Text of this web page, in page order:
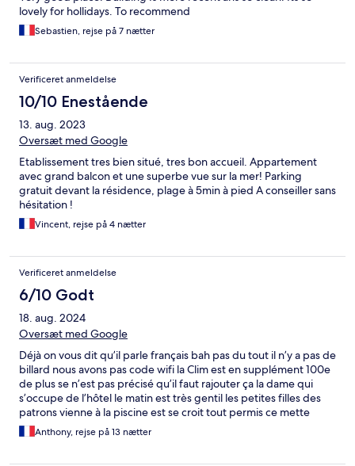
lovely for hollidays. To recommend
Sebastien, rejse på 7 nætter
Verificeret anmeldelse
10/10 Enestående
13. aug. 2023
Oversæt med Google
Etablissement tres bien situé, tres bon accueil. Appartement
avec grand balcon et une superbe vue sur la mer! Parking
gratuit devant la résidence, plage à 5min à pied A conseiller sans
hésitation !
Vincent, rejse på 4 nætter
Verificeret anmeldelse
6/10 Godt
18. aug. 2024
Oversæt med Google
Déjà on vous dit qu’il parle français bah pas du tout il n’y a pas de
billard nous avons pas code wifi la Clim est en supplément 100e
de plus se n’est pas précisé qu’il faut rajouter ça la dame qui
s’occupe de l’hôtel le matin est très gentil les petites filles des
patrons vienne à la piscine est se croit tout permis ce mette
devant vous avec leur gros matelas gonflable quand vous jouez
au ballon sinon chambre propre laver tout les 2 jour on peux pas
Anthony, rejse på 13 nætter